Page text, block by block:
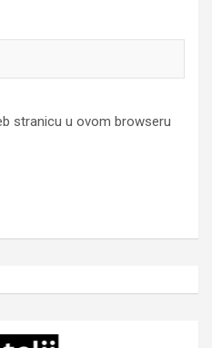
stranicu u ovom browseru